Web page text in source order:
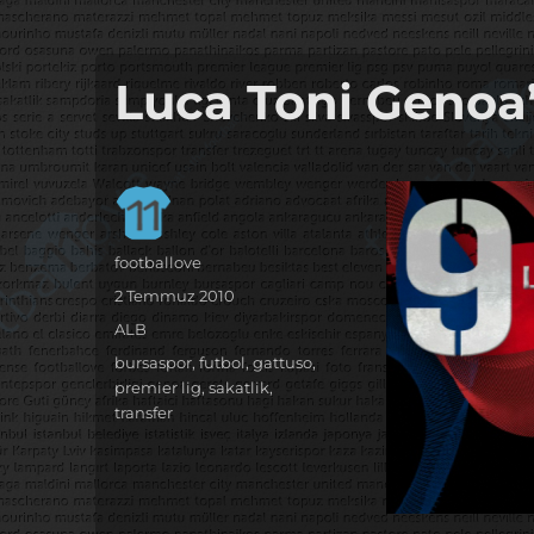
footbaLLove
it's the football, that's the football…
Luca Toni
Yazar
footballove
Yayın
tarihi
2 Temmuz 2010
Kategoriler
ALB
Etiketler
bursaspor,futbol,gattuso,
premier lig,sakatlik,
transfer